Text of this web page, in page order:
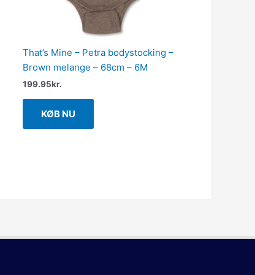
That’s Mine – Petra bodystocking –
Brown melange – 68cm – 6M
199.95kr.
KØB NU